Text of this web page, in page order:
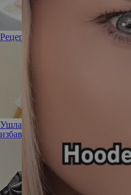
Рецепт от шефа: финский
Ушла эпоха! Девушка-мем с
избавилась